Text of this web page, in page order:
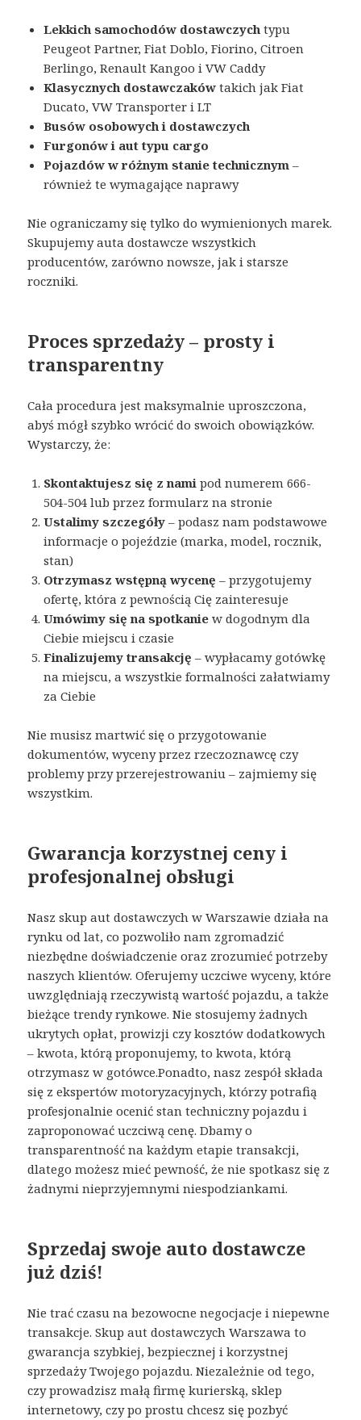
Lekkich samochodów dostawczych typu
Peugeot Partner, Fiat Doblo, Fiorino, Citroen
Berlingo, Renault Kangoo i VW Caddy
Klasycznych dostawczaków takich jak Fiat
Ducato, VW Transporter i LT
Busów osobowych i dostawczych
Furgonów i aut typu cargo
Pojazdów w różnym stanie technicznym –
również te wymagające naprawy
Nie ograniczamy się tylko do wymienionych marek.
Skupujemy auta dostawcze wszystkich
producentów, zarówno nowsze, jak i starsze
roczniki.
Proces sprzedaży – prosty i
transparentny
Cała procedura jest maksymalnie uproszczona,
abyś mógł szybko wrócić do swoich obowiązków.
Wystarczy, że:
Skontaktujesz się z nami pod numerem 666-
504-504 lub przez formularz na stronie
Ustalimy szczegóły – podasz nam podstawowe
informacje o pojeździe (marka, model, rocznik,
stan)
Otrzymasz wstępną wycenę – przygotujemy
ofertę, która z pewnością Cię zainteresuje
Umówimy się na spotkanie w dogodnym dla
Ciebie miejscu i czasie
Finalizujemy transakcję – wypłacamy gotówkę
na miejscu, a wszystkie formalności załatwiamy
za Ciebie
Nie musisz martwić się o przygotowanie
dokumentów, wyceny przez rzeczoznawcę czy
problemy przy przerejestrowaniu – zajmiemy się
wszystkim.
Gwarancja korzystnej ceny i
profesjonalnej obsługi
Nasz skup aut dostawczych w Warszawie działa na
rynku od lat, co pozwoliło nam zgromadzić
niezbędne doświadczenie oraz zrozumieć potrzeby
naszych klientów. Oferujemy uczciwe wyceny, które
uwzględniają rzeczywistą wartość pojazdu, a także
bieżące trendy rynkowe. Nie stosujemy żadnych
ukrytych opłat, prowizji czy kosztów dodatkowych
– kwota, którą proponujemy, to kwota, którą
otrzymasz w gotówce.Ponadto, nasz zespół składa
się z ekspertów motoryzacyjnych, którzy potrafią
profesjonalnie ocenić stan techniczny pojazdu i
zaproponować uczciwą cenę. Dbamy o
transparentność na każdym etapie transakcji,
dlatego możesz mieć pewność, że nie spotkasz się z
żadnymi nieprzyjemnymi niespodziankami.
Sprzedaj swoje auto dostawcze
już dziś!
Nie trać czasu na bezowocne negocjacje i niepewne
transakcje. Skup aut dostawczych Warszawa to
gwarancja szybkiej, bezpiecznej i korzystnej
sprzedaży Twojego pojazdu. Niezależnie od tego,
czy prowadzisz małą firmę kurierską, sklep
internetowy, czy po prostu chcesz się pozbyć